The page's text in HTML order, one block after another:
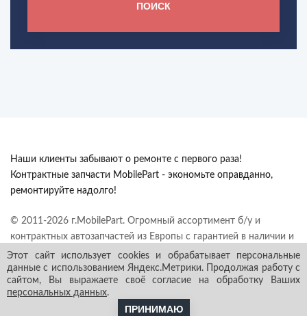
ПОИСК
Наши клиенты забывают о ремонте с первого раза!
Контрактные запчасти MobilePart - экономьте оправданно,
ремонтируйте надолго!
© 2011-2026 г.MobilePart. Огромный ассортимент б/у и
контрактных автозапчастей из Европы с гарантией в наличии и
под заказ. Все права защищены.
Этот сайт использует cookies и обрабатывает персональные
данные с использованием Яндекс.Метрики. Продолжая работу с
сайтом, Вы выражаете своё согласие на обработку Ваших
персональных данных.
ПРИНИМАЮ